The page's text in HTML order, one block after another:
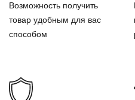
Возможность получить
товар удобным для вас
способом